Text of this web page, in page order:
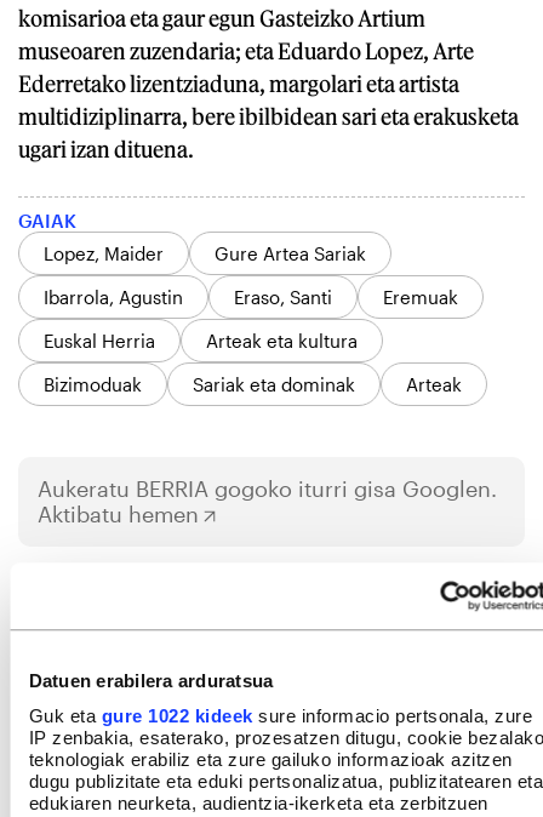
Datuen erabilera arduratsua
Guk eta gure 1022 kideek sure informacio pertsonala, zure
IP zenbakia, esaterako, prozesatzen ditugu, cookie bezalako
teknologiak erabiliz eta zure gailuko informazioak azitzen
dugu publizitate eta eduki pertsonalizatua, publizitatearen eta
edukiaren neurketa, audientzia-ikerketa eta zerbitzuen
komisarioa eta gaur egun Gasteizko Artium
museoaren zuzendaria; eta Eduardo Lopez, Arte
Ederretako lizentziaduna, margolari eta artista
multidiziplinarra, bere ibilbidean sari eta erakusketa
ugari izan dituena.
GAIAK
Lopez, Maider
Gure Artea Sariak
Ibarrola, Agustin
Eraso, Santi
Eremuak
Euskal Herria
Arteak eta kultura
Bizimoduak
Sariak eta dominak Arteak
Aukeratu BERRIA gogoko iturri gisa Googlen.
Aktibatu hemen
Ez dago iruzkinik